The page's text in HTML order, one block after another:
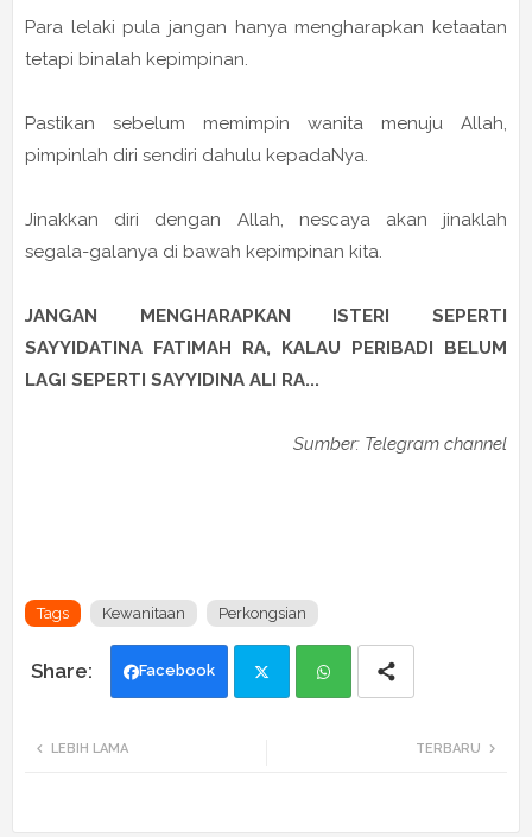
Para lelaki pula jangan hanya mengharapkan ketaatan
tetapi binalah kepimpinan.
Pastikan sebelum memimpin wanita menuju Allah,
pimpinlah diri sendiri dahulu kepadaNya.
Jinakkan diri dengan Allah, nescaya akan jinaklah
segala-galanya di bawah kepimpinan kita.
JANGAN MENGHARAPKAN ISTERI SEPERTI
SAYYIDATINA FATIMAH RA, KALAU PERIBADI BELUM
LAGI SEPERTI SAYYIDINA ALI RA...
Sumber: Telegram channel
Tags Kewanitaan Perkongsian
Facebook
TERBARU
LEBIH LAMA